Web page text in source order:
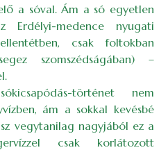
a sóval. Ám a só egyetlen
Erdélyi-medence nyugati
csak foltokban
szomszédságában) –
történet nem
ám a sokkal kevésbé
vegytanilag nagyjából ez a
csak korlátozott